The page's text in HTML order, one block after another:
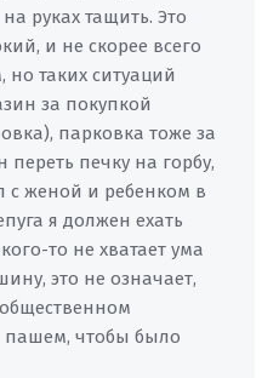
руках тащить. Это
и не скорее всего
но таких ситуаций
за покупкой
парковка тоже за
печку на горбу,
с женой и ребенком в
я должен ехать
то не хватает ума
это не означает,
пашем, чтобы было